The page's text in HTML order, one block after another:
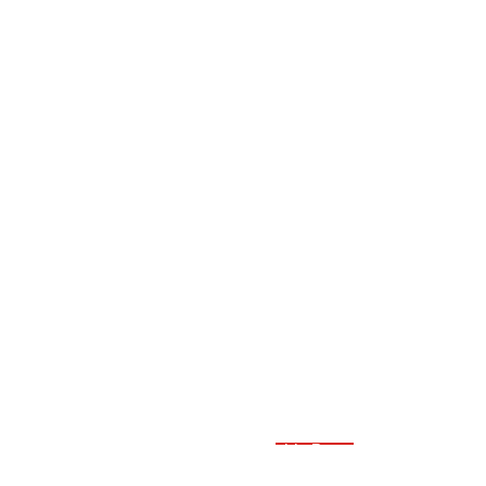
Montag bis Donnerstag: